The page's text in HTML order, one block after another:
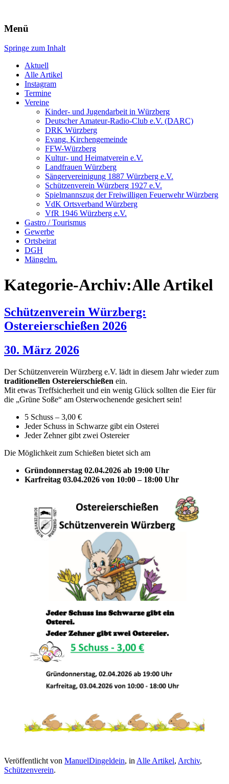
Würzberg.info
Suchen
Menü
Springe zum Inhalt
Aktuell
Alle Artikel
Instagram
Termine
Vereine
Kinder- und Jugendarbeit in Würzberg
Deutscher Amateur-Radio-Club e.V. (DARC)
DRK Würzberg
Evang. Kirchengemeinde
FFW-Würzberg
Kultur- und Heimatverein e.V.
Landfrauen Würzberg
Sängervereinigung 1887 Würzberg e.V.
Schützenverein Würzberg 1927 e.V.
Spielmannszug der Freiwilligen Feuerwehr Würzberg
VdK Ortsverband Würzberg
VfR 1946 Würzberg e.V.
Gastro / Tourismus
Gewerbe
Ortsbeirat
DGH
Mängelm.
Kategorie-Archiv:Alle Artikel
Schützenverein Würzberg:
Ostereierschießen 2026
30. März 2026
Der Schützenverein Würzberg e.V. lädt in diesem Jahr wieder zum
traditionellen Ostereierschießen ein.
Mit etwas Treffsicherheit und ein wenig Glück sollten die Eier für
die „Grüne Soße“ am Osterwochenende gesichert sein!
5 Schuss – 3,00 €
Jeder Schuss in Schwarze gibt ein Osterei
Jeder Zehner gibt zwei Ostereier
Die Möglichkeit zum Schießen bietet sich am
Gründonnerstag 02.04.2026 ab 19:00 Uhr
Karfreitag 03.04.2026 von 10:00 – 18:00 Uhr
Veröffentlicht von ManuelDingeldein, in Alle Artikel, Archiv,
Schützenverein.